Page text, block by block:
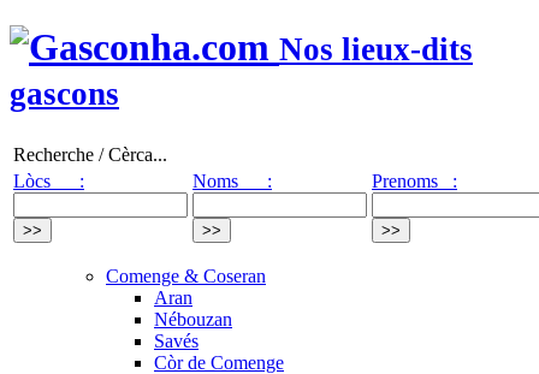
Nos lieux-dits
gascons
Recherche / Cèrca...
Lòcs :
Noms : Prenoms :
Comenge & Coseran
Aran
Nébouzan
Savés
Còr de Comenge